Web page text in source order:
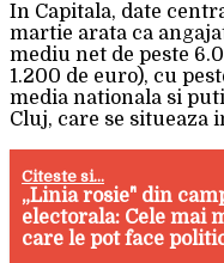
In Capitala, date
martie arata ca
mediu net de peste
1.200 de euro), cu
media nationala si
Cluj, care se situeaza
Citeste si...
„Linia rosie" din
electorala: Cele mai
care le pot face